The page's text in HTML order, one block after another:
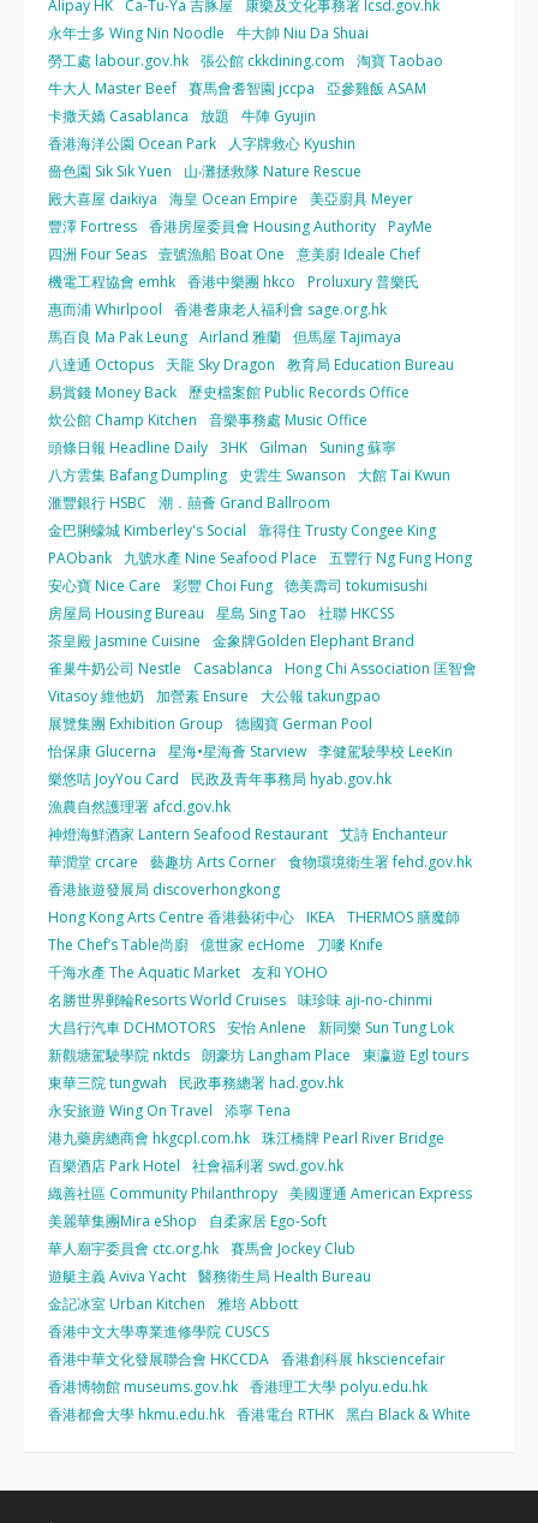
Alipay HK Ca-Tu-Ya 吉豚屋
康樂及文化事務署 lcsd.gov.hk
永年士多 Wing Nin Noodle
牛大帥 Niu Da Shuai
勞工處 labour.gov.hk 張公館 ckkdining.com
淘寶 Taobao
牛大人 Master Beef 賽馬會耆智園 jccpa
亞參雞飯 ASAM
卡撒天嬌 Casablanca
放題
牛陣 Gyujin
香港海洋公園 Ocean Park
人字牌救心 Kyushin
嗇色園 Sik Sik Yuen
山‧灘拯救隊 Nature Rescue
殿大喜屋 daikiya
海皇 Ocean Empire
美亞廚具 Meyer
豐澤 Fortress 香港房屋委員會 Housing Authority PayMe
四洲 Four Seas 壹號漁船 Boat One
意美廚 Ideale Chef
機電工程協會 emhk 香港中樂團 hkco
Proluxury 普樂氏
惠而浦 Whirlpool
香港耆康老人福利會 sage.org.hk
馬百良 Ma Pak Leung Airland 雅蘭 但馬屋 Tajimaya
八達通 Octopus
天龍 Sky Dragon
教育局 Education Bureau
易賞錢 Money Back
歷史檔案館 Public Records Office
炊公館 Champ Kitchen
音樂事務處 Music Office
頭條日報 Headline Daily 3HK Gilman
Suning 蘇寧
八方雲集 Bafang Dumpling
史雲生 Swanson
大館 Tai Kwun
滙豐銀行 HSBC
潮．囍薈 Grand Ballroom
金巴脷蠔城 Kimberley's Social
靠得住 Trusty Congee King
PAObank
九號水產 Nine Seafood Place
五豐行 Ng Fung Hong
安心寶 Nice Care
彩豐 Choi Fung 德美壽司 tokumisushi
房屋局 Housing Bureau
星島 Sing Tao
社聯 HKCSS
茶皇殿 Jasmine Cuisine
金象牌Golden Elephant Brand
雀巢牛奶公司 Nestle
Casablanca
Hong Chi Association 匡智會
Vitasoy 維他奶
加營素 Ensure
大公報 takungpao
展覽集團 Exhibition Group
德國寶 German Pool
怡保康 Glucerna
星海•星海薈 Starview 李健駕駛學校 LeeKin
樂悠咭 JoyYou Card
民政及青年事務局 hyab.gov.hk
漁農自然護理署 afcd.gov.hk
神燈海鮮酒家 Lantern Seafood Restaurant 艾詩 Enchanteur
華潤堂 crcare
藝趣坊 Arts Corner 食物環境衛生署 fehd.gov.hk
香港旅遊發展局 discoverhongkong
Hong Kong Arts Centre 香港藝術中心 IKEA THERMOS 膳魔師
The Chef’s Table尚廚 億世家 ecHome
刀嘜 Knife
千海水產 The Aquatic Market 友和 YOHO
名勝世界郵輪Resorts World Cruises 味珍味 aji-no-chinmi
大昌行汽車 DCHMOTORS 安怡 Anlene
新同樂 Sun Tung Lok
新觀塘駕駛學院 nktds 朗豪坊 Langham Place
東瀛遊 Egl tours
東華三院 tungwah
民政事務總署 had.gov.hk
永安旅遊 Wing On Travel
添寧 Tena
港九藥房總商會 hkgcpl.com.hk 珠江橋牌 Pearl River Bridge
百樂酒店 Park Hotel
社會福利署 swd.gov.hk
織善社區 Community Philanthropy 美國運通 American Express
美麗華集團Mira eShop
自柔家居 Ego-Soft
華人廟宇委員會 ctc.org.hk 賽馬會 Jockey Club
遊艇主義 Aviva Yacht 醫務衛生局 Health Bureau
金記冰室 Urban Kitchen
雅培 Abbott
香港中文大學專業進修學院 CUSCS
香港中華文化發展聯合會 HKCCDA 香港創科展 hksciencefair
香港博物館 museums.gov.hk 香港理工大學 polyu.edu.hk
香港都會大學 hkmu.edu.hk 香港電台 RTHK 黑白 Black & White